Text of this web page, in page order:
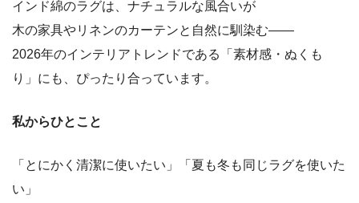
インド綿のラグは、ナチュラルな風合いが
木の家具やリネンのカーテンと自然に馴染む——
2026年のインテリアトレンドである「素材感・ぬくも
り」にも、ぴったり合っています。
私からひとこと
「とにかく清潔に使いたい」「夏も冬も同じラグを使いた
い」